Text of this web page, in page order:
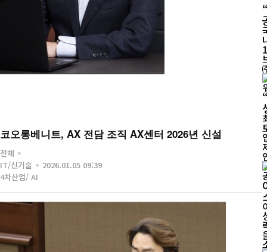
코오롱베니트, AX 전담 조직 AX센터 2026년 신설
전체
IT/신기술
4차산업/ AI
2026.01.05 09:39
략